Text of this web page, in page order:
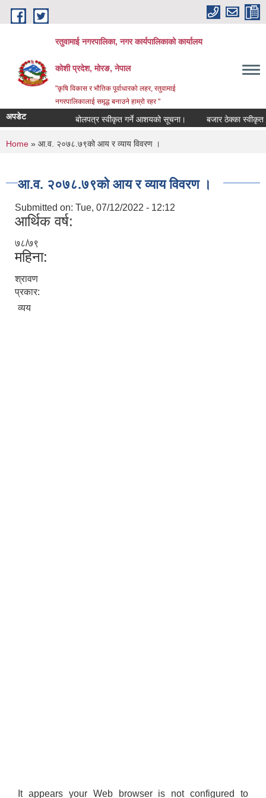
Skip to main content
रतुवामाई नगरपालिका, नगर कार्यपालिकाको कार्यालय
कोशी प्रदेश, मोरङ, नेपाल
"कृषि विकास र भौतिक पूर्वाधारको लहर, रतुवामाई
नगरपालिकालाई समृद्ध बनाउने हाम्रो रहर "
अपडेट बोलपत्र स्वीकृत गर्ने आशयको सूचना। बजार ठेक्का स्वीकृत
You are here
Home » आ.व. २०७८.७९को आय र व्याय विवरण ।
आ.व. २०७८.७९को आय र व्याय विवरण ।
Submitted on: Tue, 07/12/2022 - 12:12
आर्थिक वर्ष:
७८/७९
महिना:
श्रावण
प्रकार:
व्यय
It appears your Web browser is not configured to